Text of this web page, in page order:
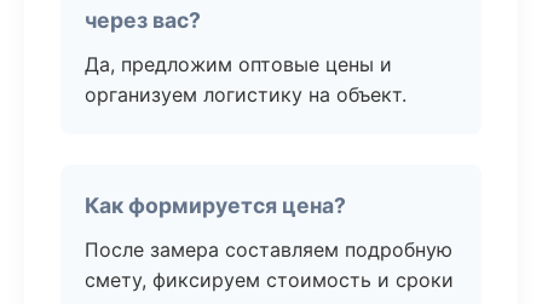
через вас?
Да, предложим оптовые цены и
организуем логистику на объект.
Как формируется цена?
После замера составляем подробную
смету, фиксируем стоимость и сроки